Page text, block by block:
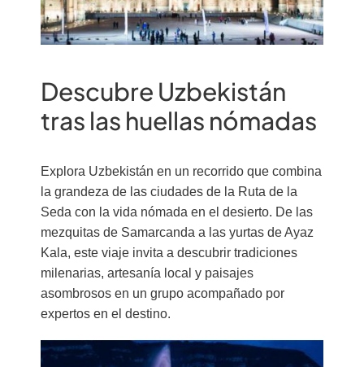
Descubre Uzbekistán
tras las huellas nómadas
Explora Uzbekistán en un recorrido que combina
la grandeza de las ciudades de la Ruta de la
Seda con la vida nómada en el desierto. De las
mezquitas de Samarcanda a las yurtas de Ayaz
Kala, este viaje invita a descubrir tradiciones
milenarias, artesanía local y paisajes
asombrosos en un grupo acompañado por
expertos en el destino.